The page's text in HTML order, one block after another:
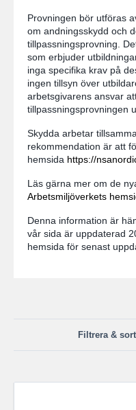
Provningen bör utföras
om andningsskydd och
tillpassningsprovning.
som erbjuder
inga specifika krav på
ingen tillsyn över
arbetsgivarens ansvar
tillpassningsprovningen
Skydda arbetar
rekommendation är att
hemsida https://
Läs gärna mer om de
Arbetsmiljöverkets
Denna information är
vår sida är uppdaterad
hemsida för senast
Filtrera &